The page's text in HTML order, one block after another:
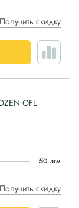
Получить скидку
OFL
50 атм
Получить скидку